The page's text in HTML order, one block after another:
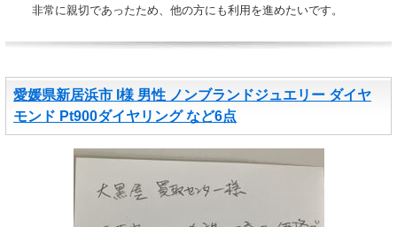
非常に親切であったため、他の方にも利用を進めたいです。
愛媛県新居浜市 I様 男性 ノンブランドジュエリー ダイヤ
モンド Pt900ダイヤリング など6点